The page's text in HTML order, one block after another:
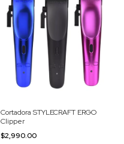
Cortadora STYLECRAFT ERGO
Clipper
$2,990.00